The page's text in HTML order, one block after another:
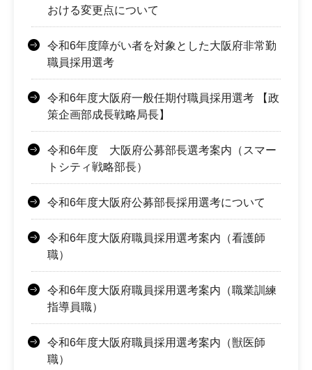
おける変更点について
令和6年度障がい者を対象とした大阪府非常勤
職員採用選考
令和6年度大阪府一般任期付職員採用選考 【政
策企画部成長戦略局長】
令和6年度 大阪府公募部長選考案内（スマー
トシティ戦略部長）
令和6年度大阪府公募部長採用選考について
令和6年度大阪府職員採用選考案内（看護師
職）
令和6年度大阪府職員採用選考案内（職業訓練
指導員職）
令和6年度大阪府職員採用選考案内（獣医師
職）